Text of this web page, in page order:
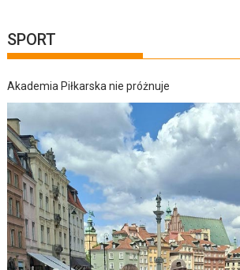
SPORT
Akademia Piłkarska nie próżnuje